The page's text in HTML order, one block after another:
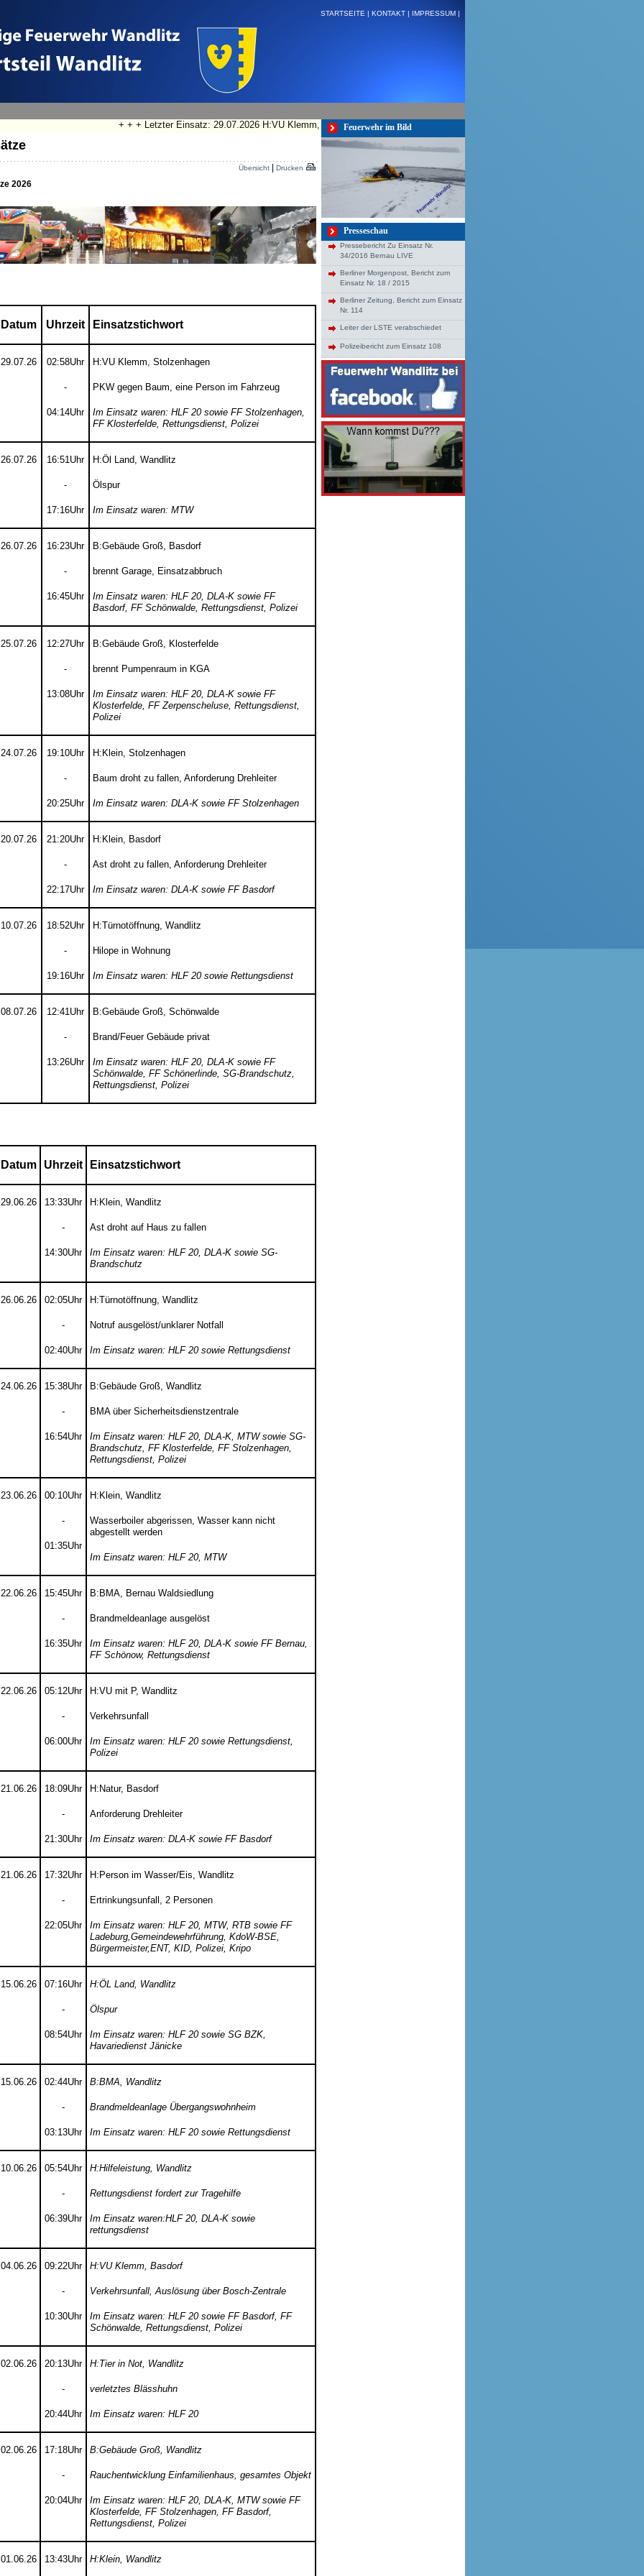
STARTSEITE | KONTAKT | IMPRESSUM |
+ + + Letzter Einsatz: 29.07.2026 H:VU Klemm, Stolzenhagen + + +
Übersicht Drucken
2026
Datum Uhrzeit Einsatzstichwort
29.07.26 02:58Uhr
-
04:14Uhr
H:VU Klemm, Stolzenhagen
PKW gegen Baum, eine Person im Fahrzeug
Im Einsatz waren: HLF 20 sowie FF Stolzenhagen,
FF Klosterfelde, Rettungsdienst, Polizei
26.07.26 16:51Uhr
-
17:16Uhr
H:Öl Land, Wandlitz
Ölspur
Im Einsatz waren: MTW
26.07.26 16:23Uhr
-
16:45Uhr
B:Gebäude Groß, Basdorf
brennt Garage, Einsatzabbruch
Im Einsatz waren: HLF 20, DLA-K sowie FF
Basdorf, FF Schönwalde, Rettungsdienst, Polizei
25.07.26 12:27Uhr
-
13:08Uhr
B:Gebäude Groß, Klosterfelde
brennt Pumpenraum in KGA
Im Einsatz waren: HLF 20, DLA-K sowie FF
Klosterfelde, FF Zerpenscheluse, Rettungsdienst,
Polizei
24.07.26 19:10Uhr
-
20:25Uhr
H:Klein, Stolzenhagen
Baum droht zu fallen, Anforderung Drehleiter
Im Einsatz waren: DLA-K sowie FF Stolzenhagen
20.07.26 21:20Uhr
-
22:17Uhr
H:Klein, Basdorf
Ast droht zu fallen, Anforderung Drehleiter
Im Einsatz waren: DLA-K sowie FF Basdorf
10.07.26 18:52Uhr
-
19:16Uhr
H:Türnotöffnung, Wandlitz
Hilope in Wohnung
Im Einsatz waren: HLF 20 sowie Rettungsdienst
08.07.26 12:41Uhr
-
13:26Uhr
B:Gebäude Groß, Schönwalde
Brand/Feuer Gebäude privat
Im Einsatz waren: HLF 20, DLA-K sowie FF
Schönwalde, FF Schönerlinde, SG-Brandschutz,
Rettungsdienst, Polizei
Datum Uhrzeit Einsatzstichwort
29.06.26 13:33Uhr
-
14:30Uhr
H:Klein, Wandlitz
Ast droht auf Haus zu fallen
Im Einsatz waren: HLF 20, DLA-K sowie SG-
Brandschutz
26.06.26 02:05Uhr
-
02:40Uhr
H:Türnotöffnung, Wandlitz
Notruf ausgelöst/unklarer Notfall
Im Einsatz waren: HLF 20 sowie Rettungsdienst
24.06.26 15:38Uhr
-
16:54Uhr
B:Gebäude Groß, Wandlitz
BMA über Sicherheitsdienstzentrale
Im Einsatz waren: HLF 20, DLA-K, MTW sowie SG-
Brandschutz, FF Klosterfelde, FF Stolzenhagen,
Rettungsdienst, Polizei
23.06.26 00:10Uhr
-
01:35Uhr
H:Klein, Wandlitz
Wasserboiler abgerissen, Wasser kann nicht
abgestellt werden
Im Einsatz waren: HLF 20, MTW
22.06.26 15:45Uhr
-
16:35Uhr
B:BMA, Bernau Waldsiedlung
Brandmeldeanlage ausgelöst
Im Einsatz waren: HLF 20, DLA-K sowie FF Bernau,
FF Schönow, Rettungsdienst
22.06.26 05:12Uhr
-
06:00Uhr
H:VU mit P, Wandlitz
Verkehrsunfall
Im Einsatz waren: HLF 20 sowie Rettungsdienst,
Polizei
21.06.26 18:09Uhr
-
21:30Uhr
H:Natur, Basdorf
Anforderung Drehleiter
Im Einsatz waren: DLA-K sowie FF Basdorf
21.06.26 17:32Uhr
-
22:05Uhr
H:Person im Wasser/Eis, Wandlitz
Ertrinkungsunfall, 2 Personen
Im Einsatz waren: HLF 20, MTW, RTB sowie FF
Ladeburg,Gemeindewehrführung, KdoW-BSE,
Bürgermeister,ENT, KID, Polizei, Kripo
15.06.26 07:16Uhr
-
08:54Uhr
H:ÖL Land, Wandlitz
Ölspur
Im Einsatz waren: HLF 20 sowie SG BZK,
Havariedienst Jänicke
15.06.26 02:44Uhr
-
03:13Uhr
B:BMA, Wandlitz
Brandmeldeanlage Übergangswohnheim
Im Einsatz waren: HLF 20 sowie Rettungsdienst
10.06.26 05:54Uhr
-
06:39Uhr
H:Hilfeleistung, Wandlitz
Rettungsdienst fordert zur Tragehilfe
Im Einsatz waren:HLF 20, DLA-K sowie
rettungsdienst
04.06.26 09:22Uhr
-
10:30Uhr
H:VU Klemm, Basdorf
Verkehrsunfall, Auslösung über Bosch-Zentrale
Im Einsatz waren: HLF 20 sowie FF Basdorf, FF
Schönwalde, Rettungsdienst, Polizei
02.06.26 20:13Uhr
-
20:44Uhr
H:Tier in Not, Wandlitz
verletztes Blässhuhn
Im Einsatz waren: HLF 20
02.06.26 17:18Uhr
-
20:04Uhr
B:Gebäude Groß, Wandlitz
Rauchentwicklung Einfamilienhaus, gesamtes Objekt
Im Einsatz waren: HLF 20, DLA-K, MTW sowie FF
Klosterfelde, FF Stolzenhagen, FF Basdorf,
Rettungsdienst, Polizei
01.06.26 13:43Uhr H:Klein, Wandlitz
Feuerwehr im Bild
Presseschau
Pressebericht Zu Einsatz Nr.
34/2016 Bernau LIVE
Berliner Morgenpost, Bericht zum
Einsatz Nr. 18 / 2015
Berliner Zeitung, Bericht zum Einsatz
Nr. 114
Leiter der LSTE verabschiedet
Polizeibericht zum Einsatz 108